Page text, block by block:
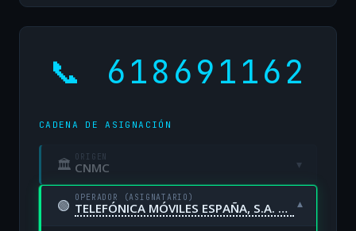
📞 618691162
CADENA DE ASIGNACIÓN
🏛 ORIGEN
CNMC ▾
🟢 OPERADOR (ASIGNATARIO)
TELEFÓNICA MÓVILES ESPAÑA, S.A. UNIPERSONAL ▾